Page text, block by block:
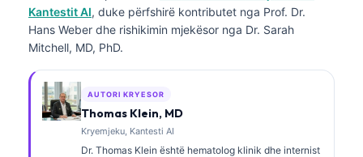
Kantestit AI, duke përfshirë kontributet nga Prof. Dr.
Hans Weber dhe rishikimin mjekësor nga Dr. Sarah
Mitchell, MD, PhD.
AUTORI KRYESOR
Thomas Klein, MD
Kryemjeku, Kantesti AI
Dr. Thomas Klein është hematolog klinik dhe internist